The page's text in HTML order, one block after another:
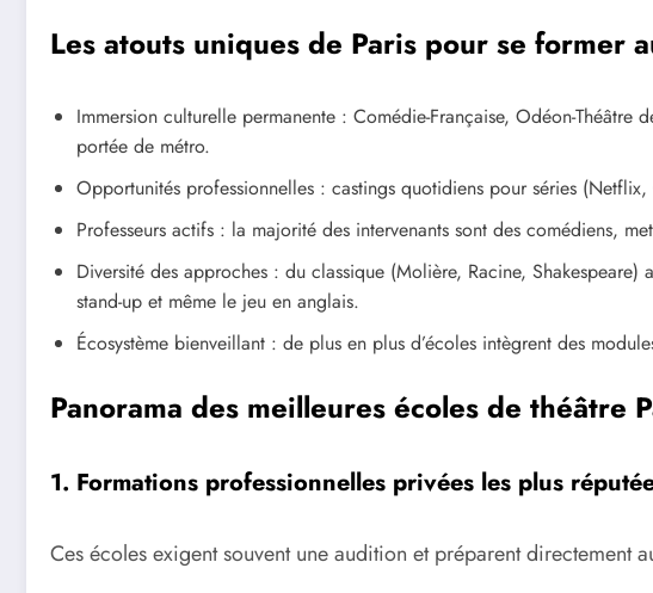
Les atouts uniques de Paris pour se former
Immersion culturelle permanente : Comédie-Française, Odéon-
portée de métro.
Opportunités professionnelles : castings quotidiens pour séries
Professeurs actifs : la majorité des intervenants sont des comédiens,
Diversité des approches : du classique (Molière, Racine,
stand-up et même le jeu en anglais.
Écosystème bienveillant : de plus en plus d’écoles intègrent des
Panorama des meilleures écoles de théâtre
1. Formations professionnelles privées les plus
Ces écoles exigent souvent une audition et préparent directement